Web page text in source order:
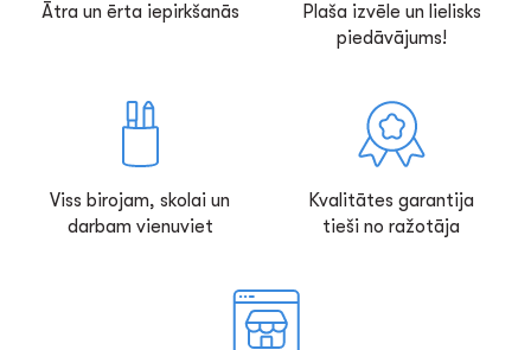
Ātra un ērta iepirkšanās
Plaša izvēle un lielisks
piedāvājums!
Viss birojam, skolai un
darbam vienuviet
Kvalitātes garantija
tieši no ražotāja